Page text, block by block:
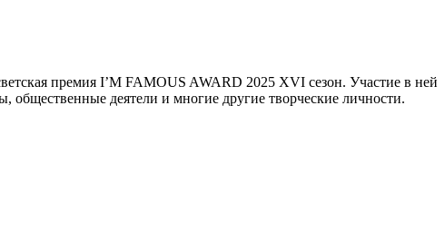
премия I’M FAMOUS AWARD 2025 XVI сезон. Участие в ней
общественные деятели и многие другие творческие личности.